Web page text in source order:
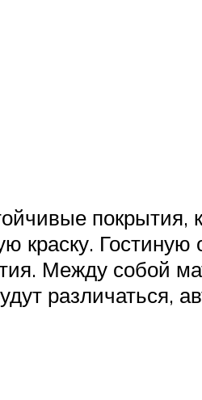
покрытия,
краску.
Между собой
различаться,